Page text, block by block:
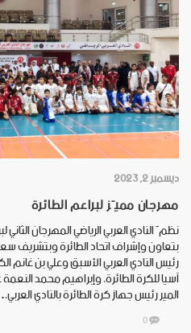
ديسمبر 2, 2023
مهرجان مميّز لبراعم الطائرة
بتعاون وإشراف اتحاد الطائرة وبتشريف
رئيس النادي العربي الأسبق وعلي بن غانم
آسيا للكرة الطائرة، وإبراهيم محمد
المير رئيس جهاز كرة الطائرة بالنادي
0